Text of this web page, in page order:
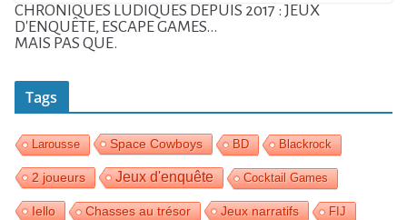
CHRONIQUES LUDIQUES DEPUIS 2017 : JEUX
D'ENQUÊTE, ESCAPE GAMES...
MAIS PAS QUE.
Tags
Larousse Space Cowboys BD Blackrock
2 joueurs Jeux d'enquête Cocktail Games
Iello Chasses au trésor Jeux narratifs FIJ